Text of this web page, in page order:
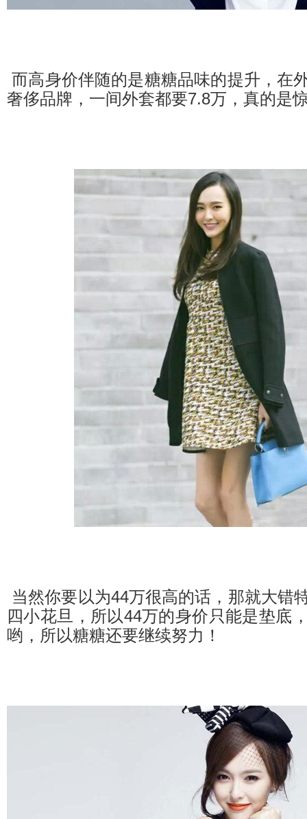
而高身价伴随的是糖糖品味的提升，在
奢侈品牌，一间外套都要7.8万，真的是
当然你要以为44万很高的话，那就大错
四小花旦，所以44万的身价只能是垫底
哟，所以糖糖还要继续努力！